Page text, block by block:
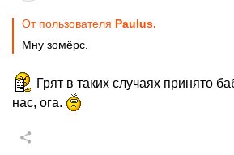
От пользователя Paulus.
Мну зомёрс.
Грят в таких случаях принято
нас, ога.